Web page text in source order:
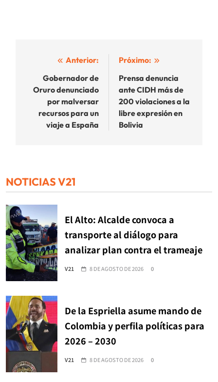
Navegación
entradas
Anterior:
Gobernador de
Oruro denunciado
por malversar
recursos para un
viaje a España
Próximo:
Prensa denuncia
ante CIDH más de
200 violaciones a la
libre expresión en
Bolivia
NOTICIAS V21
El Alto: Alcalde convoca a
transporte al diálogo para
analizar plan contra el trameaje
V21 8 DE AGOSTO DE 2026 0
De la Espriella asume mando de
Colombia y perfila políticas para
2026 – 2030
V21 8 DE AGOSTO DE 2026 0